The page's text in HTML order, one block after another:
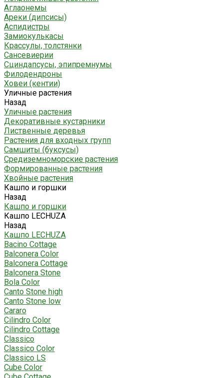
Аглаонемы
Ареки (дипсисы)
Аспидистры
Замиокулькасы
Крассулы, толстянки
Сансевиерии
Сциндапсусы, эпипремнумы
Филодендроны
Ховеи (кентии)
Уличные растения
Назад
Уличные растения
Декоративные кустарники
Лиственные деревья
Растения для входных групп
Самшиты (буксусы)
Средиземноморские растения
Формированные растения
Хвойные растения
Кашпо и горшки
Назад
Кашпо и горшки
Кашпо LECHUZA
Назад
Кашпо LECHUZA
Bacino Cottage
Balconera Color
Balconera Cottage
Balconera Stone
Bola Color
Canto Stone high
Canto Stone low
Cararo
Cilindro Color
Cilindro Cottage
Classico
Classico Color
Classico LS
Cube Color